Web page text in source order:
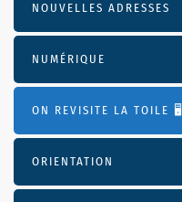
NOUVELLES ADRESSES
NUMÉRIQUE
ON REVISITE LA TOILE 🖥️
ORIENTATION